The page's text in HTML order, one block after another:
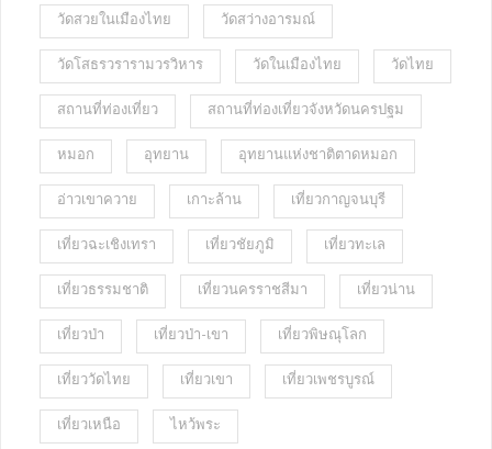
วัดสวยในเมืองไทย วัดสว่างอารมณ์
วัดโสธรวรารามวรวิหาร วัดในเมืองไทย วัดไทย
สถานที่ท่องเที่ยว สถานที่ท่องเที่ยวจังหวัดนครปฐม
หมอก อุทยาน อุทยานแห่งชาติตาดหมอก
อ่าวเขาควาย เกาะล้าน เที่ยวกาญจนบุรี
เที่ยวฉะเชิงเทรา เที่ยวชัยภูมิ เที่ยวทะเล
เที่ยวธรรมชาติ เที่ยวนครราชสีมา เที่ยวน่าน
เที่ยวป่า เที่ยวป่า-เขา เที่ยวพิษณุโลก
เที่ยววัดไทย เที่ยวเขา เที่ยวเพชรบูรณ์
เที่ยวเหนือ ไหว้พระ